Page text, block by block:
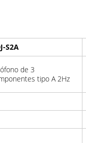
S2A
de 3
tipo A 2Hz